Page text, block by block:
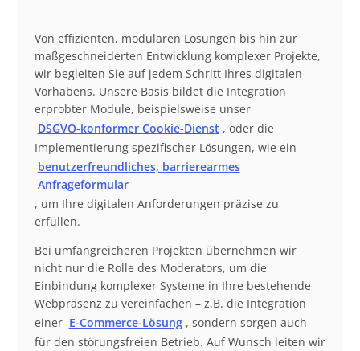
Von effizienten, modularen Lösungen bis hin zur
maßgeschneiderten Entwicklung komplexer Projekte,
wir begleiten Sie auf jedem Schritt Ihres digitalen
Vorhabens. Unsere Basis bildet die Integration
erprobter Module, beispielsweise unser
DSGVO-konformer Cookie-Dienst , oder die
Implementierung spezifischer Lösungen, wie ein
benutzerfreundliches, barrierearmes
Anfrageformular
, um Ihre digitalen Anforderungen präzise zu
erfüllen.
Bei umfangreicheren Projekten übernehmen wir
nicht nur die Rolle des Moderators, um die
Einbindung komplexer Systeme in Ihre bestehende
Webpräsenz zu vereinfachen – z.B. die Integration
einer E-Commerce-Lösung , sondern sorgen auch
für den störungsfreien Betrieb. Auf Wunsch leiten wir